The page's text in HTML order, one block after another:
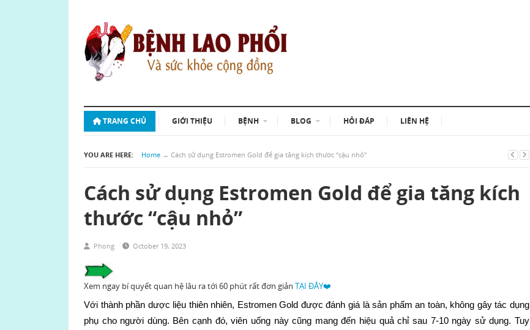
TRANG CHỦ GIỚI THIỆU BỆNH BLOG HỎI ĐÁP LIÊN HỆ
YOU ARE HERE: Home → Cách sử dụng Estromen Gold để gia tăng kích thước “cậu nhỏ”
Cách sử dụng Estromen Gold để gia tăng kích
thước “cậu nhỏ”
Phong October 19, 2023
Xem ngay bí quyết quan hệ lâu ra tới 60 phút rất đơn giản TẠI ĐÂY❤️
Với thành phần dược liệu thiên nhiên, Estromen Gold được đánh giá là sản phẩm an toàn, không gây tác dụng
phụ cho người dùng. Bên cạnh đó, viên uống này cũng mang đến hiệu quả chỉ sau 7-10 ngày sử dụng. Tuy